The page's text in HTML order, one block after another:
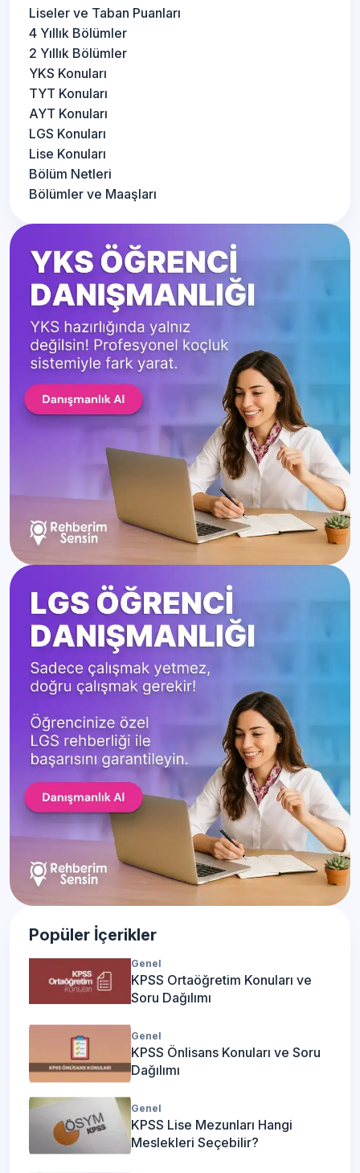
Liseler ve Taban Puanları
4 Yıllık Bölümler
2 Yıllık Bölümler
YKS Konuları
TYT Konuları
AYT Konuları
LGS Konuları
Lise Konuları
Bölüm Netleri
Bölümler ve Maaşları
Popüler İçerikler
Genel
KPSS Ortaöğretim Konuları ve
Soru Dağılımı
Genel
KPSS Önlisans Konuları ve Soru
Dağılımı
Genel
KPSS Lise Mezunları Hangi
Meslekleri Seçebilir?